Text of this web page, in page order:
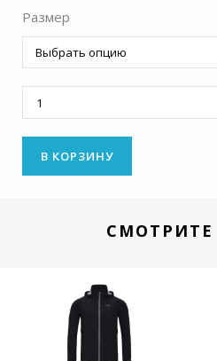
Размер
Количество
В КОРЗИНУ
СМОТРИТЕ